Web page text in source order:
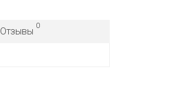
Отзывы
0